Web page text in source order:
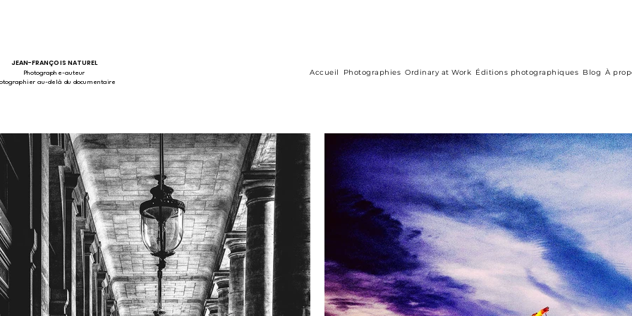
JEAN-FRANÇOIS NATUREL
Photographe-auteur
au-delà du documentaire
Accueil Photographies Ordinary at Work Éditions photographiques Blog À